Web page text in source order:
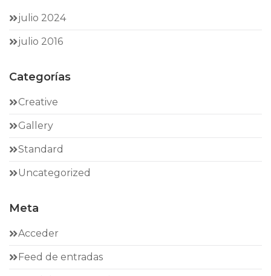
julio 2024
julio 2016
Categorías
Creative
Gallery
Standard
Uncategorized
Meta
Acceder
Feed de entradas